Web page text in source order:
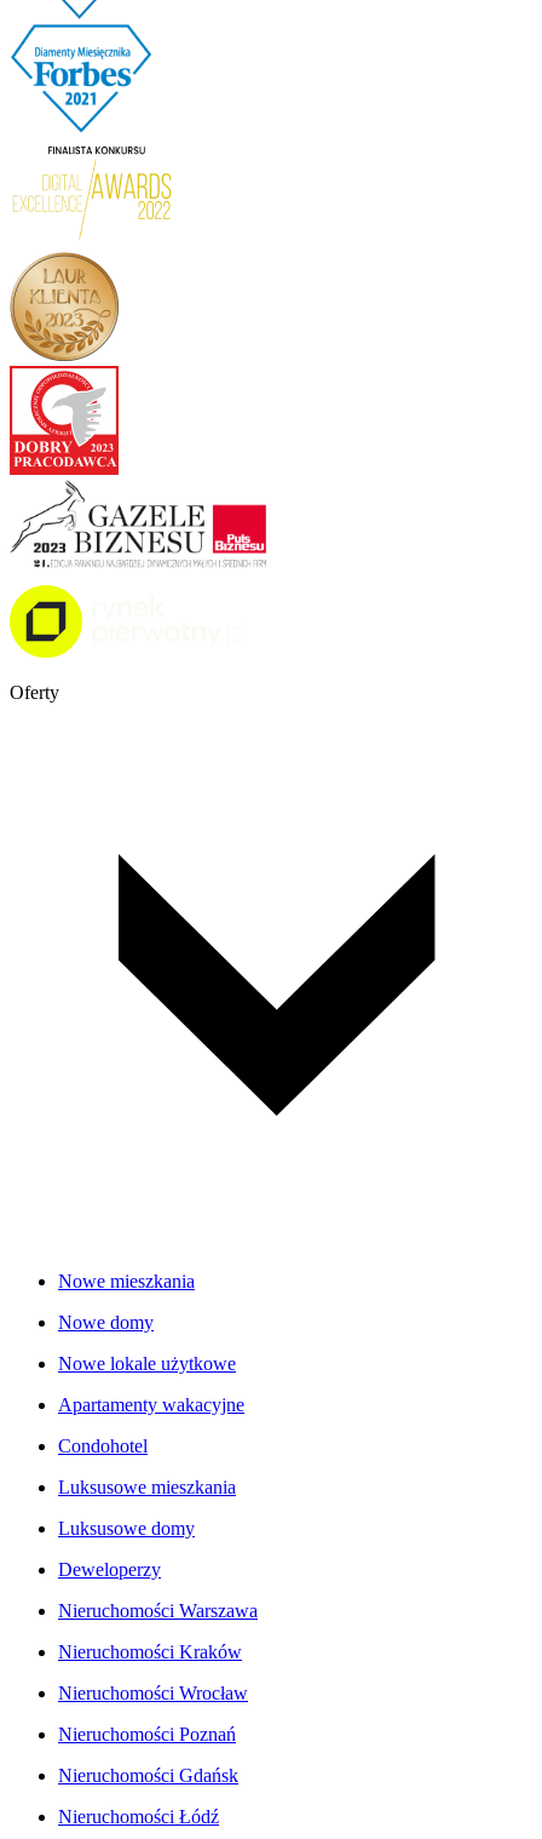
Oferty
Nowe mieszkania
Nowe domy
Nowe lokale użytkowe
Apartamenty wakacyjne
Condohotel
Luksusowe mieszkania
Luksusowe domy
Deweloperzy
Nieruchomości Warszawa
Nieruchomości Kraków
Nieruchomości Wrocław
Nieruchomości Poznań
Nieruchomości Gdańsk
Nieruchomości Łódź